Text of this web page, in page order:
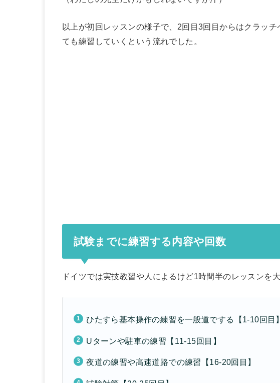
以上が初回レッスンの様子で、2回目3回目からはクラッ
ても練習していくという流れでした。
試験までに練習する内容や回数
ドイツでは実技教習や人によるけど1時間半のレッスンを
ひたすら基本操作の練習を一般道でする【1-10回目】
Uターンや駐車の練習【11-15回目】
夜道の練習や高速道路での練習【16-20回目】